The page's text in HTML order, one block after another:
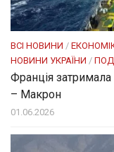
ВСІ НОВИНИ /
НОВИНИ УКРАЇНИ /
Франція
– Макрон
01.06.2026